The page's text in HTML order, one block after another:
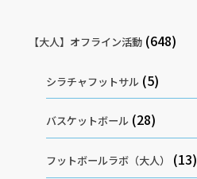
【大人】オフライン活動(648)
シラチャフットサル (5)
バスケットボール (28)
フットボールラボ（大人） (13)